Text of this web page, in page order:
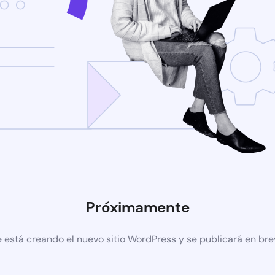
Próximamente
está creando el nuevo sitio WordPress y se publicará en